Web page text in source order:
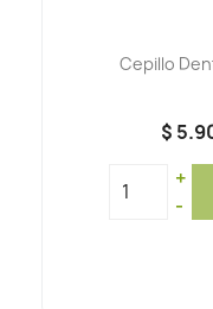
Cepillo
$
+
-